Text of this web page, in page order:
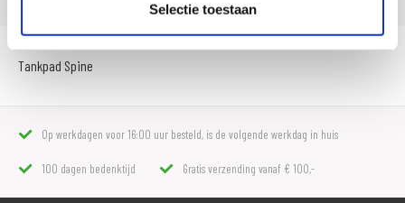
Selectie toestaan
Tankpad Spine
Op werkdagen voor 16:00 uur besteld, is de volgende werkdag in huis
100 dagen bedenktijd Gratis verzending vanaf € 100,-